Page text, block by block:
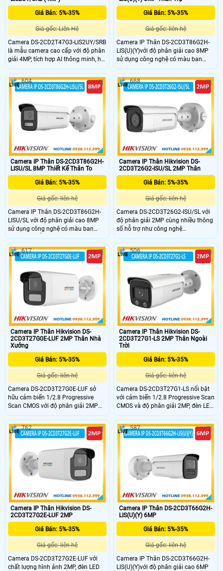
Giá Bán: 5%-35%
Giá gốc: Liên Hệ
Camera DS-2CD2T47G3-LIS2UY/SRB
là mẫu camera cao cấp với độ phân
giải 4MP, tích hợp AI thông minh, hỗ
trợ phân biệt người & phương tiện,
Face Capture. Micro kép đàm thoại
2 chiều, loa và đèn cảnh báo xanh
đỏ (SRB), hỗ trợ thẻ nhớ lên tới
512GB, đạt chuẩn IP67 và NEMA 4X
phù hợp lắp đặt ngoài trời khắc
nghiệt.
Giá Bán: 5%-35%
Giá gốc: liên hệ
Camera IP Thân DS-2CD3T86G2H-
LIS(U)(Y)với độ phân giải cao 8MP
sử dụng công nghệ có màu ban
đêm 24/7 hỗ trợ đèn kép xa
60m,chuẩn nén H.265,cùng chức
năng chóng ngược sáng WDR cho
hình ảnh rõ nét,chuẩn IP67,hỗ trợ
thẻ nhớ SD 512GB.Vỏ kim loại là sự
lựa chọn hoàn hảo cho bạn,phân
loại mục tiêu con người và phương
tiện.Tích hợp micro ghi âm thanh.
Camera IP Thân DS-2CD3T86G2H-
LISU/SL 8MP Thiết Kế Thân To
Giá Bán: 5%-35%
Giá gốc: liên hệ
Camera IP Thân DS-2CD3T86G2H-
LISU/SL với độ phân giải cao 8MP
sử dụng công nghệ có màu ban
đêm 24/7 hỗ trợ đèn kép xa
60m,chuẩn nén H.265,cùng chức
năng chóng ngược sáng WDR cho
hình ảnh rõ nét,chuẩn IP67,hỗ trợ
thẻ nhớ SD 512GB,phân loại mục
tiêu con người và phương tiện.Tích
hợp micro ghi âm thanh và loa báo
động.Đèn nhấp nháy và báo động
âm thanh để cảnh báo kẻ xâm
604
Camera IP Thân Hikvision DS-
2CD3T26G2-ISU/SL 2MP Thân
Giá Bán: 5%-35%
Giá gốc: liên hệ
Camera DS-2CD3T26G2-ISU/SL với
độ phân giải 2MP cùng nhiều thông
số hỗ trợ như công nghệ
DarkFighter, hồng ngoại 60m, chống
nước IP67 và AI phân biệt chính xác
người và phương tiện mang lại cho
camera khả năng thu hình chất
lượng và lắp đặt được ở nhiều vị trí
khác nhau nhưng vẫn bảo đảm an
toàn cho âmera và khu vực giám
sát.
668
Camera IP Thân Hikvision DS-
2CD3T27G0E-LUF 2MP Thân Nhà
Xưởng
Giá Bán: 5%-35%
Giá gốc: liên hệ
Camera DS-2CD3T27G0E-LUF sở
hữu cảm biến 1/2.8 Progressive
Scan CMOS với độ phân giải 2MP
mang đến hình ảnh sắc nét. Bên
cạnh đó camera sở hữu đèn LED trợ
sáng ánh sáng trắng với tầm chiếu
xa 50m, tích hợp mic cùng công
nghệ chống nước IP67 phù hợp để
lắp đặt cho nhiều nhu cầu giám sát
khác nhau.
617
Camera IP Thân Hikvision DS-
2CD3T27G1-LS 2MP Thân Ngoài
Trời
Giá Bán: 5%-35%
Giá gốc: liên hệ
Camera DS-2CD3T27G1-LS nổi bật
với cảm biến 1/2.8 Progressive Scan
CMOS và độ phân giải 2MP, đèn LED
với khoảng cách chiếu xa 50m
mang lại hình ảnh chất lượng cao
và đầy đủ màu sắc 24/7 ngay cả
trong điều kiện ánh sáng yếu.
506
Camera IP Thân Hikvision DS-
2CD3T27G2E-LUF 2MP
Giá Bán: 5%-35%
Giá gốc: liên hệ
Camera DS-2CD3T27G2E-LUF với
chất lượng hình ảnh 2MP, đèn LED
762
Camera IP Thân DS-2CD3T66G2H-
LIS(U)(Y) 6MP
Giá Bán: 5%-35%
Giá gốc: liên hệ
Camera IP Thân DS-2CD3T66G2H-
LIS(U)(Y)với độ phân giải cao 6MP
587